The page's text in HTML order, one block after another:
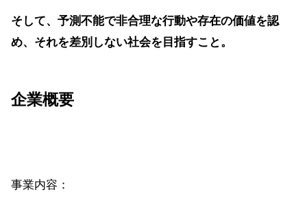
そして、予測不能で非合理な行動や存在の価値を認
め、それを差別しない社会を目指すこと。
企業概要
事業内容：